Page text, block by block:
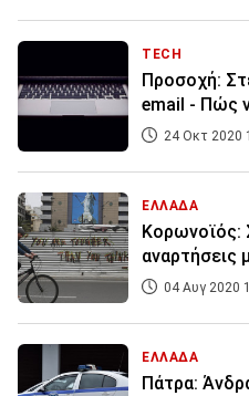
TECH
Προσοχή:
email - Πώς
24 Οκτ 2020
ΕΛΛΑΔΑ
Κορωνοϊός:
αναρτήσεις
04 Αυγ 2020
ΕΛΛΑΔΑ
Πάτρα: